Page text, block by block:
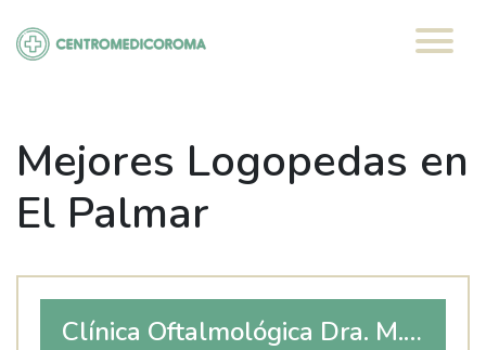
contenido
Mejores Logopedas en
El Palmar
Clínica Oftalmológica Dra. M.